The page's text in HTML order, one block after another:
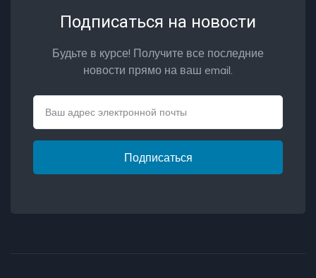
Подписаться на новости
Будьте в курсе! Получите все последние
новости прямо на ваш email.
Подписаться